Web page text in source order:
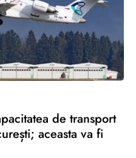
de transport
aceasta va fi